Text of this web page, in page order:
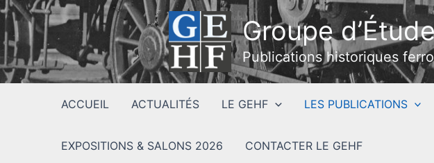
Aller
contenu
Groupe
Publications historiques
ACCUEIL ACTUALITÉS LE GEHF LES PUBLICATIONS
EXPOSITIONS & SALONS 2026 CONTACTER LE GEHF